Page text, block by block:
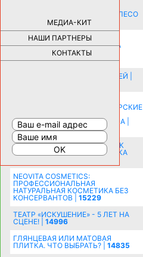
МЕДИА-КИТ
НАШИ ПАРТНЕРЫ
КОНТАКТЫ
КАК ДЕВУШКЕ ПОМЕНЯТЬ КОЛЕСО
НА АВТОМОБИЛЕ |69177
НОВЫЕ РАЗРАБОТКИ ДЛЯ
ОЗДОРОВЛЕНИЯ ОРГАНИЗМА
ПЛАТФОРМА ШУМАННА 3Д И
КАПСУЛА ЗДОРОВЬЯ |28287
ИСТОРИЯ НАКЛАДНЫХ НОГТЕЙ |
КОМНАТУ: ХИТРЫЕ ДИЗАЙНЕРСКИЕ
РАСШИРЕНИЯ ПРОСТРАНСТВА |
16196
СОБИРАЕМСЯ НА ПРАЗДНИК К
МОЛОДОЖЕНАМ: ПОДГОТОВКА
NEOVITA COSMETICS:
ПРОФЕССИОНАЛЬНАЯ
НАТУРАЛЬНАЯ КОСМЕТИКА БЕЗ
КОНСЕРВАНТОВ | 15229
ТЕАТР «ИСКУШЕНИЕ» - 5 ЛЕТ НА
СЦЕНЕ! | 14996
ГЛЯНЦЕВАЯ ИЛИ МАТОВАЯ
ПЛИТКА. ЧТО ВЫБРАТЬ? | 14835